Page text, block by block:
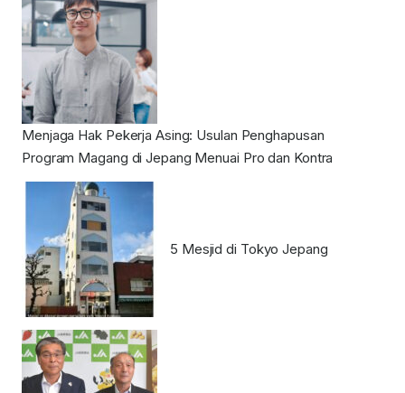
Menjaga Hak Pekerja Asing: Usulan Penghapusan
Program Magang di Jepang Menuai Pro dan Kontra
5 Mesjid di Tokyo Jepang